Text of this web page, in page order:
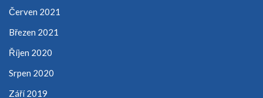
Červen 2021
Březen 2021
Říjen 2020
Srpen 2020
Září 2019